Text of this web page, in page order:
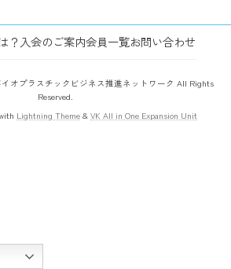
？ 入会のご案内会員一覧お問い合わせ
オプラスチックビジネス推進ネットワーク All Rights
Reserved.
Lightning Theme & VK All in One Expansion Unit